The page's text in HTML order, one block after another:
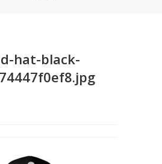
hat-black-